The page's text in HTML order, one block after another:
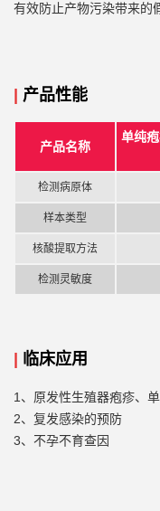
有效防止产物污染带来的
产品性能
产品名称
单纯
检测病原体
样本类型
核酸提取方法
检测灵敏度
临床应用
1、原发性生殖器疱疹、
2、复发感染的预防
3、不孕不育查因